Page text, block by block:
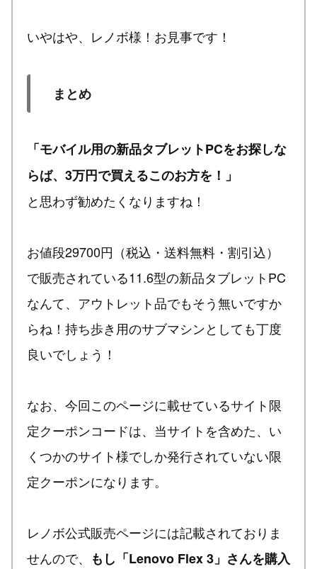
いやはや、レノボ様！お見事です！
まとめ
「モバイル用の新品タブレットPCをお探しな
らば、3万円で買えるこのお方を！」
と思わず勧めたくなりますね！
お値段29700円（税込・送料無料・割引込）
で販売されている11.6型の新品タブレットPC
なんて、アウトレット品でもそう無いですか
らね！持ち歩き用のサブマシンとしても丁度
良いでしょう！
なお、今回このページに載せているサイト限
定クーポンコードは、当サイトを含めた、い
くつかのサイト様でしか発行されていない限
定クーポンになります。
レノボ公式販売ページには記載されておりま
せんので、
もし「Lenovo Flex 3」さんを購入